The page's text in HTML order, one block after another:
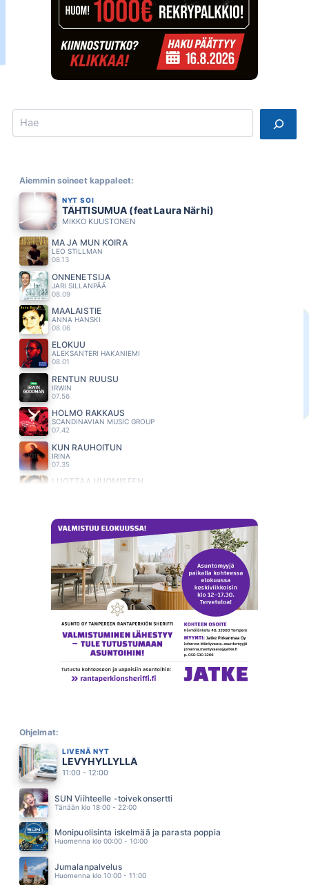
Search
Aiemmin soineet kappaleet:
NYT SOI
TÄHTISUMUA (feat Laura Närhi)
MIKKO KUUSTONEN
MÄ JA MUN KOIRA
LEO STILLMAN
08.13
ONNENETSIJA
JARI SILLANPÄÄ
08.09
MAALAISTIE
ANNA HANSKI
08.06
ELOKUU
ALEKSANTERI HAKANIEMI
08.01
RENTUN RUUSU
IRWIN
07.56
HÖLMÖ RAKKAUS
SCANDINAVIAN MUSIC GROUP
07.42
KUN RAUHOITUN
IRINA
07.35
LUOTTAA HUOMISEEN
SAMMY BABITZIN
07.19
PÖLLÖILLE KYYTIÄ
VESTERINEN YHTYEINEEN
07.12
UUSI ALKU
HEIDI PAKARINEN
07.08
SINÄ OLET AURINKO
SAMULI EDELMANN
07.01
MUOTITIETOINEN
LEEVI AND THE LEAVINGS
06.57
KATRI YLANDER
06.46
VILLEJA LUPIINEJA
J KARJALAINEN
06.40
TOMI MARKKOLA
06.37
LAURI TÄHKÄ
06.29
JUSSI MIKKOLA
06.21
Ohjelmat:
LIVENÄ NYT
LEVYHYLLYLLÄ
11:00 - 12:00
SUN Viihteelle -toivekonsertti
Tänään klo 18:00 - 22:00
Monipuolisinta iskelmää ja parasta poppia
Huomenna klo 00:00 - 10:00
Jumalanpalvelus
Huomenna klo 10:00 - 11:00